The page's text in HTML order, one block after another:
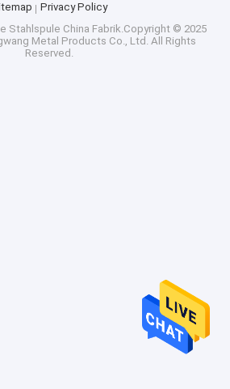
Privacy Policy
Stahlspule China Fabrik.Copyright © 2025
Metal Products Co., Ltd. All Rights
Reserved.